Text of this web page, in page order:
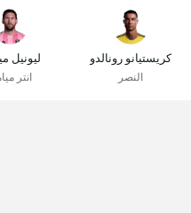
كريستيانو رونالدو
النصر
ليونيل
انتر